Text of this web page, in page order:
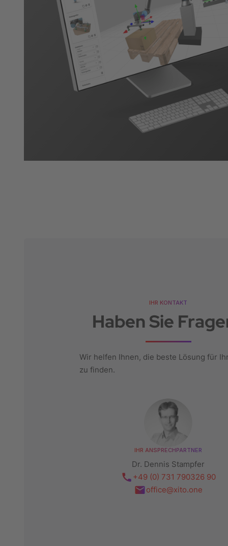
IHR KONTAKT
Haben Sie
Wir helfen Ihnen, die beste Lösung für
zu finden.
IHR ANSPRECHPARTNER
Dr. Dennis Stampfer
+49 (0) 731 790326 90
office@xito.one